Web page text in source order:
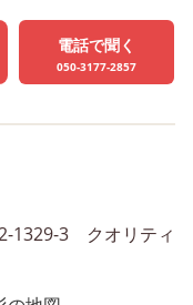
のイルカショーに向
した ε( ε ˙³˙)з.｡oO と
ところでしたが、時間
イルカさん達は泳い
、、 次は、順路を回
な暗い部屋に突入！
電話で聞く
050-3177-2857
1329-3 クオリティ